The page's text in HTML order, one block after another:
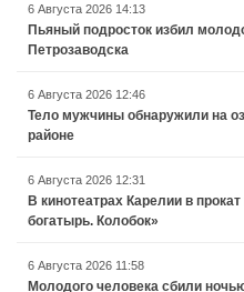
6 Августа 2026 14:13
Пьяный подросток избил
Петрозаводска
6 Августа 2026 12:46
Тело мужчины обнаружили на
районе
6 Августа 2026 12:31
В кинотеатрах Карелии в
богатырь. Колобок»
6 Августа 2026 11:58
Молодого человека сбили